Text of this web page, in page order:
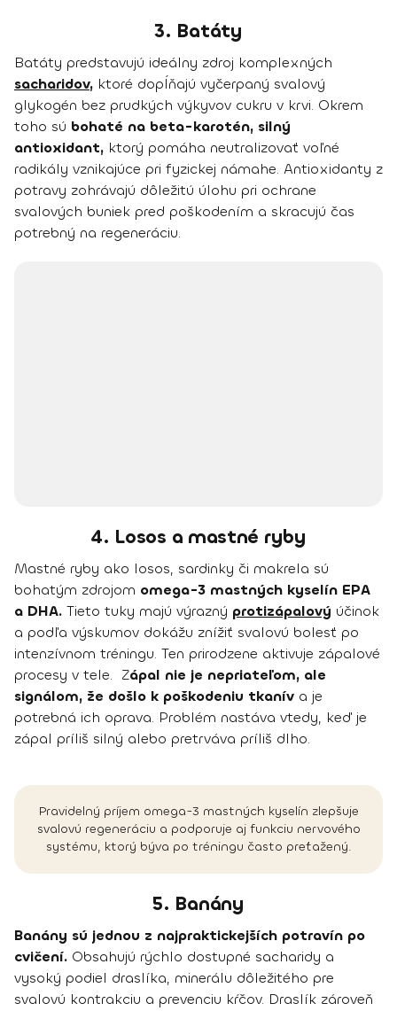
3. Batáty
Batáty predstavujú ideálny zdroj komplexných
sacharidov, ktoré dopĺňajú vyčerpaný svalový
glykogén bez prudkých výkyvov cukru v krvi. Okrem
toho sú bohaté na beta-karotén, silný
antioxidant, ktorý pomáha neutralizovať voľné
radikály vznikajúce pri fyzickej námahe. Antioxidanty z
potravy zohrávajú dôležitú úlohu pri ochrane
svalových buniek pred poškodením a skracujú čas
potrebný na regeneráciu.
4. Losos a mastné ryby
Mastné ryby ako losos, sardinky či makrela sú
bohatým zdrojom omega-3 mastných kyselín EPA
a DHA. Tieto tuky majú výrazný protizápalový účinok
a podľa výskumov dokážu znížiť svalovú bolesť po
intenzívnom tréningu. Ten prirodzene aktivuje zápalové
procesy v tele. Zápal nie je nepriateľom, ale
signálom, že došlo k poškodeniu tkanív a je
potrebná ich oprava. Problém nastáva vtedy, keď je
zápal príliš silný alebo pretrváva príliš dlho.
Pravidelný príjem omega-3 mastných kyselín zlepšuje
svalovú regeneráciu a podporuje aj funkciu nervového
systému, ktorý býva po tréningu často preťažený.
5. Banány
Banány sú jednou z najpraktickejších potravín po
cvičení. Obsahujú rýchlo dostupné sacharidy a
vysoký podiel draslíka, minerálu dôležitého pre
svalovú kontrakciu a prevenciu kŕčov. Draslík zároveň